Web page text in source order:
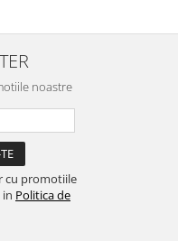
noastre
cu promotiile
Politica de